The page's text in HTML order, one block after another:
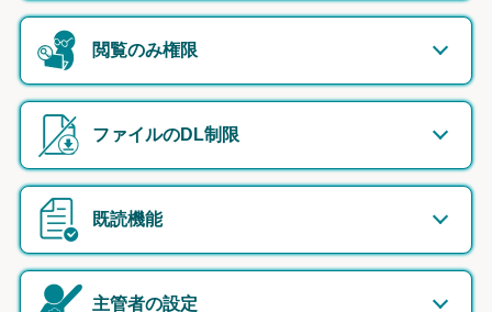
閲覧のみ権限
ファイルのDL制限
既読機能
主管者の設定